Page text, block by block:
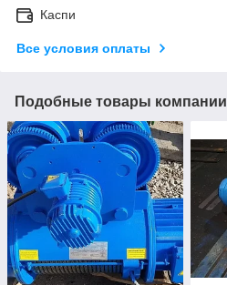
Каспи
Все условия оплаты
Подобные товары компании